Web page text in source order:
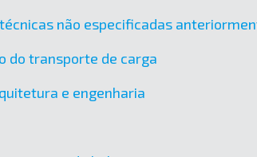
não especificadas
do transporte de carga
e engenharia